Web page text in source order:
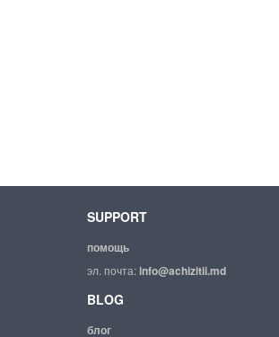
SUPPORT
помощь
эл. почта:info@achizitii.md
BLOG
блог